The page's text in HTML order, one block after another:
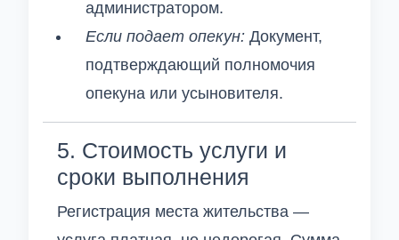
администратором.
Если подает опекун: Документ,
подтверждающий полномочия
опекуна или усыновителя.
5. Стоимость услуги и
сроки выполнения
Регистрация места жительства —